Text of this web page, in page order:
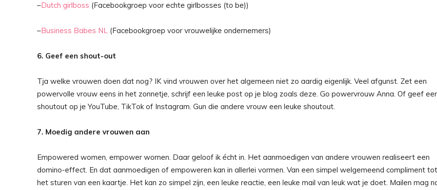
–Dutch girlboss (Facebookgroep voor echte girlbosses (to be))
–Business Babes NL (Facebookgroep voor vrouwelijke ondernemers)
6. Geef een shout-out
Tja welke vrouwen doen dat nog? IK vind vrouwen over het algemeen niet zo aardig eigenlijk. Veel afgunst. Zet een
powervolle vrouw eens in het zonnetje, schrijf een leuke post op je blog zoals deze. Go powervrouw Anna. Of geef
shoutout op je YouTube, TikTok of Instagram. Gun die andere vrouw een leuke shoutout.
7. Moedig andere vrouwen aan
Empowered women, empower women. Daar geloof ik écht in. Het aanmoedigen van andere vrouwen realiseert een
domino-effect. En dat aanmoedigen of empoweren kan in allerlei vormen. Van een simpel welgemeend compliment tot
het sturen van een kaartje. Het kan zo simpel zijn, een leuke reactie, een leuke mail van leuk wat je doet. Mailen mag